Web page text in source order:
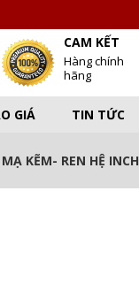
CAM KẾT
Hàng chính
hãng
GIÁ TIN TỨC
KẼM- REN HỆ INCH